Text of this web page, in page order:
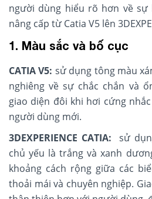
người dùng hiểu rõ hơn về sự
nâng cấp từ Catia V5 lên
1. Màu sắc và bố cục
CATIA V5: sử dụng tông màu
nghiêng về sự chắc chắn và
giao diện đôi khi hơi cứng
người dùng mới.
3DEXPERIENCE CATIA: sử
chủ yếu là trắng và xanh
khoảng cách rộng giữa các
thoải mái và chuyên nghiệp.